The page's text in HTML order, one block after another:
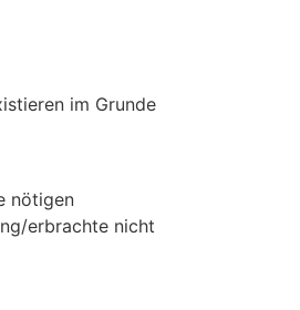
im Grunde
nötigen
erbrachte nicht